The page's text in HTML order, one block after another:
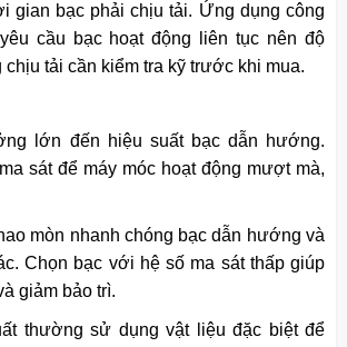
gian bạc phải chịu tải. Ứng dụng công
cầu bạc hoạt động liên tục nên độ
chịu tải cần kiểm tra kỹ trước khi mua.
lớn đến hiệu suất bạc dẫn hướng.
sát để máy móc hoạt động mượt mà,
mòn nhanh chóng bạc dẫn hướng và
Chọn bạc với hệ số ma sát thấp giúp
giảm bảo trì.
thường sử dụng vật liệu đặc biệt để